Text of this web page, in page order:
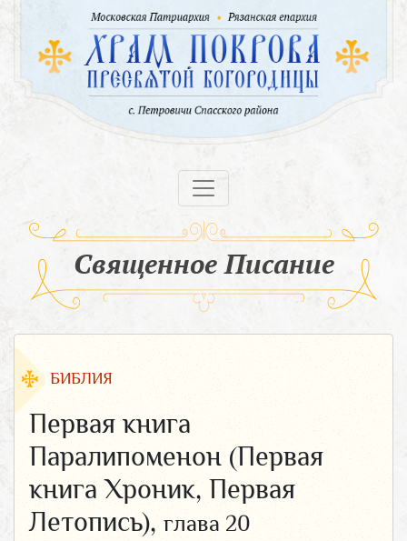
Священное Писание
БИБЛИЯ
Первая книга
Паралипоменон (Первая
книга Хроник, Первая
Летопись), глава 20